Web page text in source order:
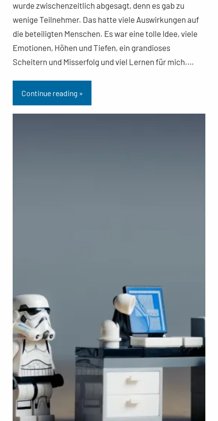
wurde zwischenzeitlich abgesagt, denn es gab zu
wenige Teilnehmer. Das hatte viele Auswirkungen auf
die beteiligten Menschen. Es war eine tolle Idee, viele
Emotionen, Höhen und Tiefen, ein grandioses
Scheitern und Misserfolg und viel Lernen für mich.…
Continue reading »